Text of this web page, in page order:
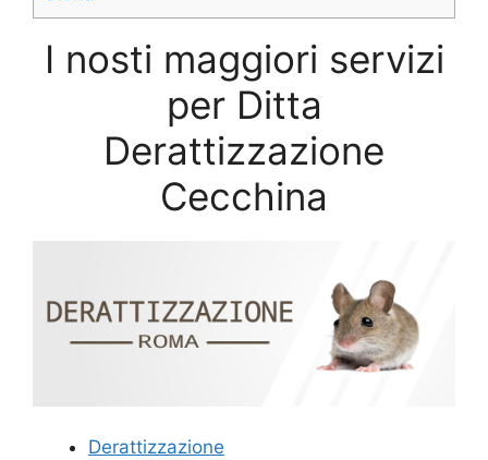
I nosti maggiori servizi
per Ditta
Derattizzazione
Cecchina
Derattizzazione